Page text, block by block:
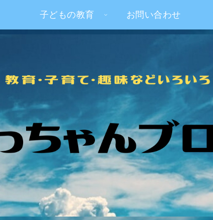
子どもの教育 お問い合わせ